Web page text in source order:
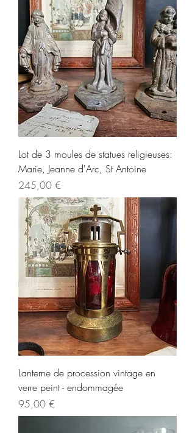
Lot de 3 moules de statues religieuses:
Marie, Jeanne d'Arc, St Antoine
Prix
245,00 €
Lanterne de procession vintage en
verre peint - endommagée
Prix
95,00 €